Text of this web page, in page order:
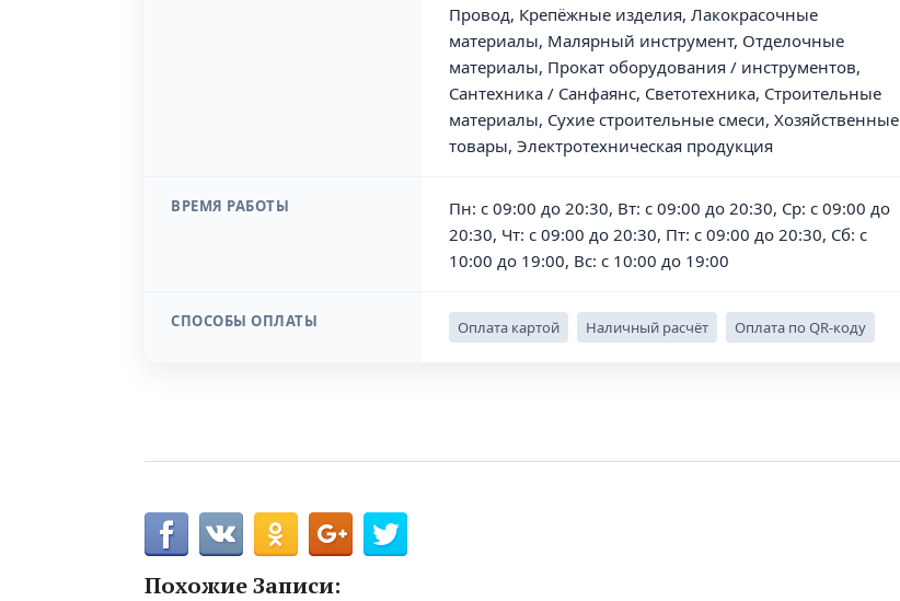
Провод, Крепёжные изделия, Лакокрасочные
материалы, Малярный инструмент, Отделочные
материалы, Прокат оборудования / инструментов,
Сантехника / Санфаянс, Светотехника, Строительные
материалы, Сухие строительные смеси, Хозяйственные
товары, Электротехническая продукция
ВРЕМЯ РАБОТЫ
Пн: с 09:00 до 20:30, Вт: с 09:00 до 20:30, Ср: с 09:00 до
20:30, Чт: с 09:00 до 20:30, Пт: с 09:00 до 20:30, Сб: с
10:00 до 19:00, Вс: с 10:00 до 19:00
СПОСОБЫ ОПЛАТЫ Оплата картой Наличный расчёт Оплата по QR-коду
Похожие Записи: